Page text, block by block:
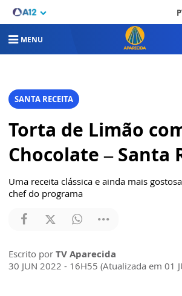
MENU
SANTA RECEITA
Torta de Limão
Chocolate – Santa
Uma receita clássica e ainda mais
chef do programa
Escrito por TV Aparecida
30 JUN 2022 - 16H55 (Atualizada em 01